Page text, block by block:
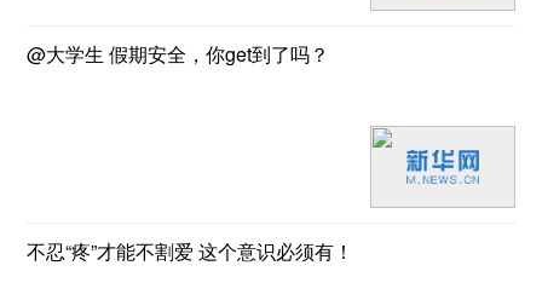
@大学生 假期安全，你get到了吗？
不忍“疼”才能不割爱 这个意识必须有！